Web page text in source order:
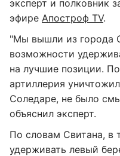
эксперт и полковник
эфире Апостроф TV.
"Мы вышли из города
возможности
на лучшие позиции.
артиллерия
Соледаре, не было
объяснил эксперт.
По словам Свитана, в
удерживать левый